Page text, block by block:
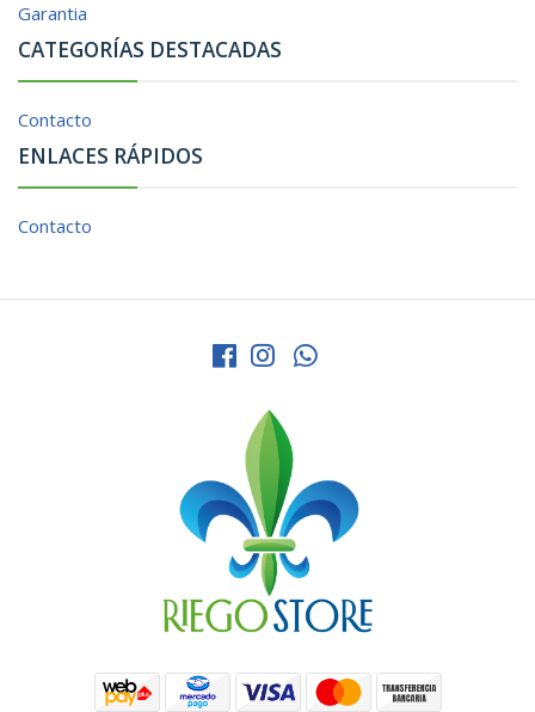
Garantia
CATEGORÍAS DESTACADAS
Contacto
ENLACES RÁPIDOS
Contacto